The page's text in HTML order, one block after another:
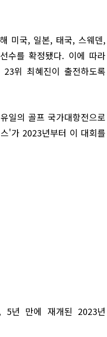
미국, 일본, 태국, 스웨덴,
수를 확정됐다. 이에 따라
위 최혜진이 출전하도록
일의 골프 국가대항전으로
'가 2023년부터 이 대회를
5년 만에 재개된 2023년